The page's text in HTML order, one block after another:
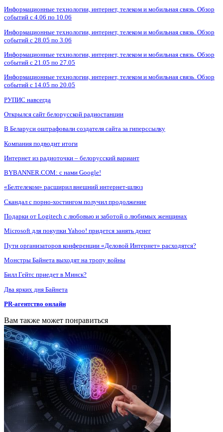
Информационные технологии, интернет, телеком и мобильная связь. Обзор
событий с 4.06 по 10.06
Информационные технологии, интернет, телеком и мобильная связь. Обзор
событий с 28.05 по 3.06
Информационные технологии, интернет, телеком и мобильная связь. Обзор
событий с 21.05 по 27.05
Информационные технологии, интернет, телеком и мобильная связь. Обзор
событий с 14.05 по 20.05
РУПИС навсегда
Открылся сайт белорусской радиостанции
В Беларуси оштрафовали создателя сайта за гиперссылку
Компания подводит итоги
Интернет из радиоточки – белорусский вариант
BYBANNER.COM: c нами Google!
«Белтелеком» расширил внешний интернет-шлюз
Скандал с порно-хостингом получил продолжение
Подарки от Logitech с любовью и заботой о любимых женщинах
Microsoft для покупки Yahoo! придется занять денег
Пути организаторов конференции «Деловой Интернет» расходятся?
Монстры Байнета выходят на тропу войны
Билл Гейтс приедет в Минск?
Два ярких дня Байнета
PR-агентство онлайн
Вам также может понравиться